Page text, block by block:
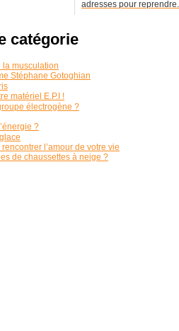
adresses pour reprendre...
catégorie
la musculation
Stéphane Gotoghian
matériel E.P.I !
électrogène ?
?
l’amour de votre vie
de chaussettes à neige ?